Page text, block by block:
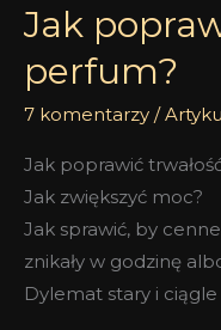
Jak
perfum?
7 komentarzy /
Jak poprawić
Jak zwiększyć moc?
Jak sprawić, by
znikały w godzinę
Dylemat stary i ciągle